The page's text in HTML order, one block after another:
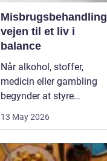
Misbrugsbehandling
vejen til et liv i
balance
Når alkohol, stoffer,
medicin eller gambling
begynder at styre
ikke kun personen med
hele familien. Mange går
13 May 2026